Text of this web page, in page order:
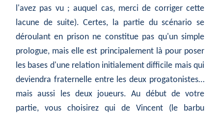
l'avez pas vu ; auquel cas, merci de corriger cette
lacune de suite). Certes, la partie du scénario se
déroulant en prison ne constitue pas qu'un simple
prologue, mais elle est principalement là pour poser
les bases d'une relation initialement difficile mais qui
deviendra fraternelle entre les deux progatonistes…
mais aussi les deux joueurs. Au début de votre
partie, vous choisirez qui de Vincent (le barbu